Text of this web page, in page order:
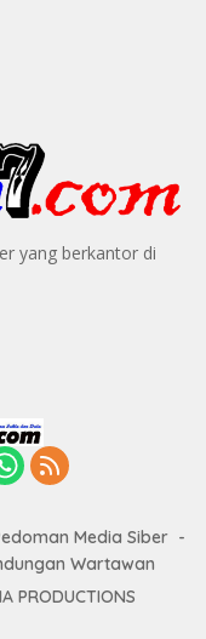
yang berkantor di
Media Siber
Wartawan
PRODUCTIONS